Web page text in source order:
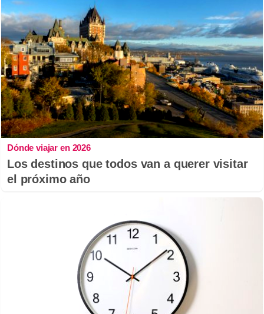
Dónde viajar en 2026
Los destinos que todos van a querer visitar
el próximo año